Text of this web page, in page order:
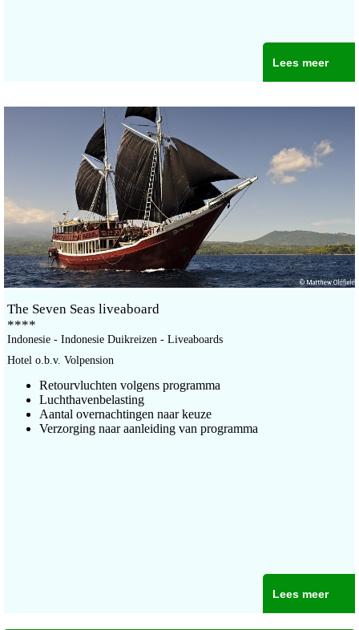
Lees meer
The Seven Seas liveaboard
****
Indonesie - Indonesie Duikreizen - Liveaboards
Hotel o.b.v. Volpension
Retourvluchten volgens programma
Luchthavenbelasting
Aantal overnachtingen naar keuze
Verzorging naar aanleiding van programma
Lees meer